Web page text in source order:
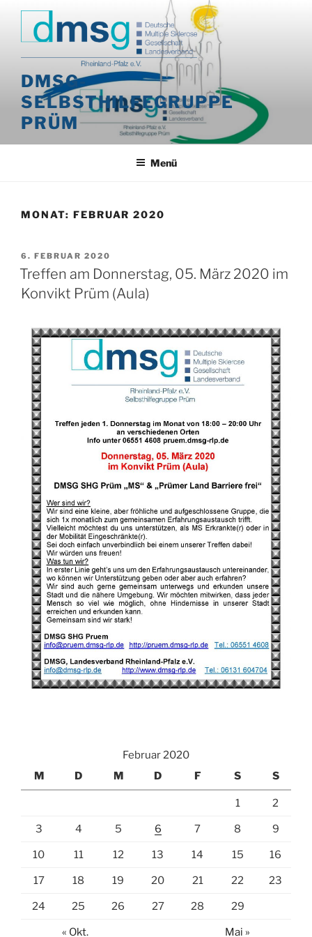
Zum
springen
DMSG-
SELBSTHILFEGRUPPE
PRÜM
Menü
MONAT: FEBRUAR 2020
VERÖFFENTLICHT
AM
6. FEBRUAR 2020
Treffen am Donnerstag, 05. März 2020 im
Konvikt Prüm (Aula)
Februar 2020
M
D M D F S S
1 2
3 4 5 6 7 8 9
10 11 12 13 14 15 16
17 18 19 20 21 22 23
24 25 26 27 28 29
« Okt. Mai »